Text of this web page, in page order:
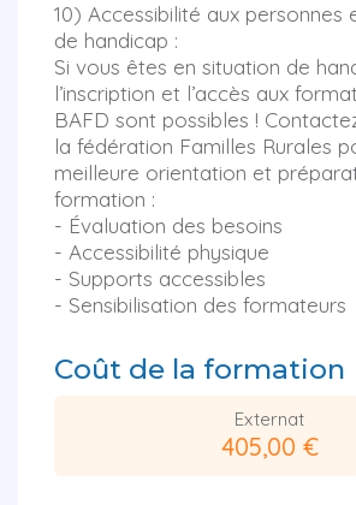
10) Accessibilité aux personnes
de handicap :
Si vous êtes en situation de
l’inscription et l’accès aux
BAFD sont possibles !
la fédération Familles Rurales
meilleure orientation et
formation :
- Évaluation des besoins
- Accessibilité physique
- Supports accessibles
- Sensibilisation des formateurs
Coût de la formation
Externat
405,00 €